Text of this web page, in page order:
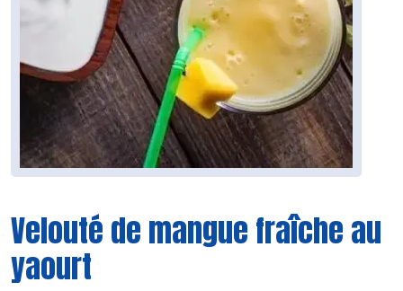
Velouté de mangue fraîche au
yaourt